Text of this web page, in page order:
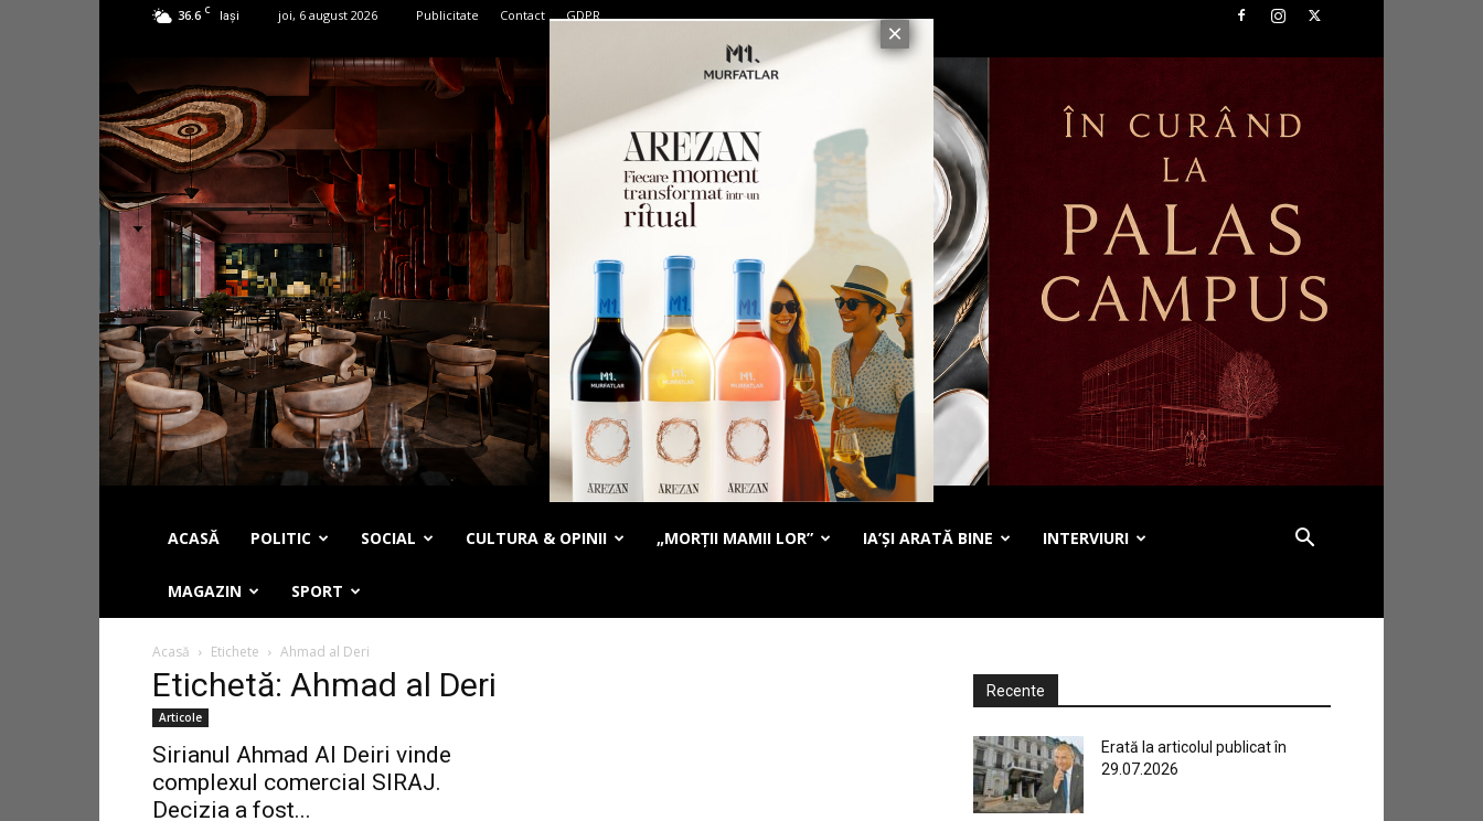
36.6 C Iași joi, 6 august 2026 Publicitate Contact GDPR
ACASĂ POLITIC SOCIAL CULTURA & OPINII „MORȚII MAMII LOR” IA’ȘI ARATĂ BINE INTERVIURI
MAGAZIN SPORT
Acasă Etichete Ahmad al Deri
Etichetă: Ahmad al Deri
Articole
Sirianul Ahmad Al Deiri vinde
complexul comercial SIRAJ.
Decizia a fost...
Recente
Erată la articolul publicat în
29.07.2026